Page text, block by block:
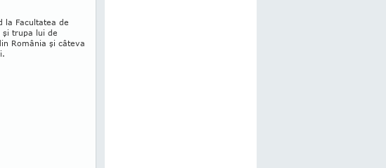
la Facultatea de
şi trupa lui de
România şi câ­teva